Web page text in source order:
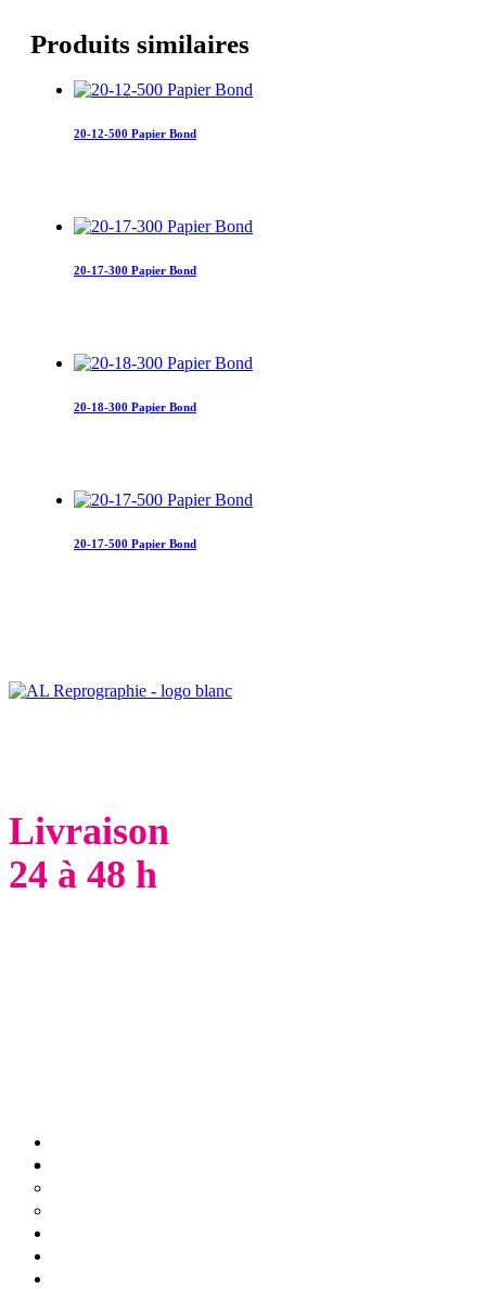
Produits similaires
20-12-500 Papier Bond
20-17-300 Papier Bond
20-18-300 Papier Bond
20-17-500 Papier Bond
Livraison
24 à 48 h